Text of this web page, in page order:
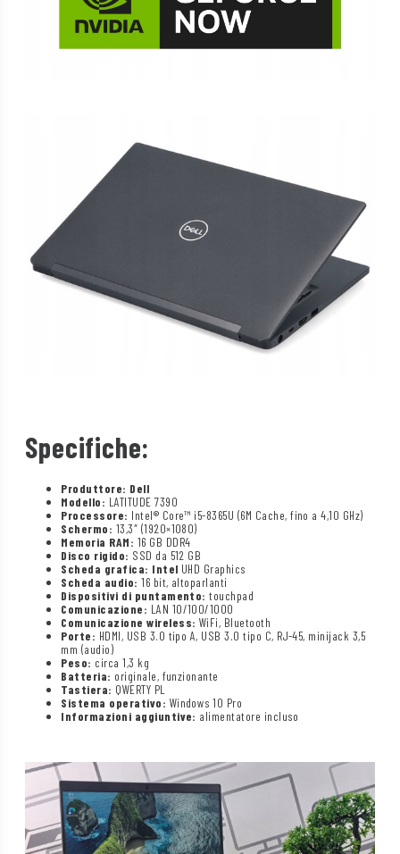
Specifiche:
Produttore: Dell
Modello: LATITUDE 7390
Processore: Intel® Core™ i5-8365U (6M Cache, fino a 4,10 GHz)
Schermo: 13,3″ (1920×1080)
Memoria RAM: 16 GB DDR4
Disco rigido: SSD da 512 GB
Scheda grafica: Intel UHD Graphics
Scheda audio: 16 bit, altoparlanti
Dispositivi di puntamento: touchpad
Comunicazione: LAN 10/100/1000
Comunicazione wireless: WiFi, Bluetooth
Porte: HDMI, USB 3.0 tipo A, USB 3.0 tipo C, RJ-45, minijack 3,5
mm (audio)
Peso: circa 1,3 kg
Batteria: originale, funzionante
Tastiera: QWERTY PL
Sistema operativo: Windows 10 Pro
Informazioni aggiuntive: alimentatore incluso